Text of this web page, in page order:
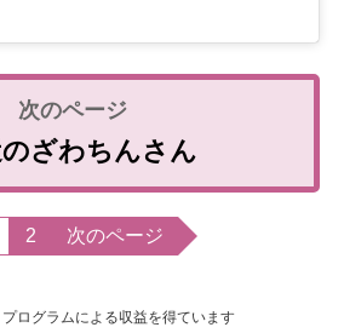
ざわちんさん
2 次のページ
ログラムによる収益を得ています